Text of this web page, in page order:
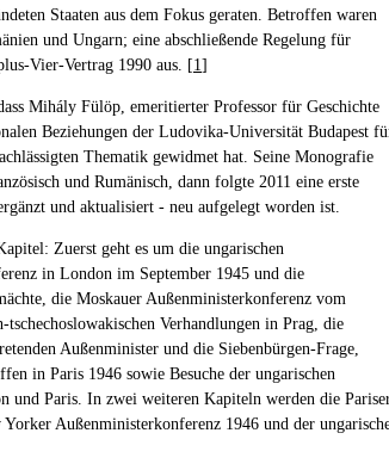
Staaten aus dem Fokus geraten. Betroffen waren
und Ungarn; eine abschließende Regelung für
Vier-Vertrag 1990 aus. [1]
Mihály Fülöp, emeritierter Professor für Geschichte
Beziehungen der Ludovika-Universität Budapest
Thematik gewidmet hat. Seine Monografie
und Rumänisch, dann folgte 2011 eine erste
und aktualisiert - neu aufgelegt worden ist.
Zuerst geht es um die ungarischen
in London im September 1945 und die
die Moskauer Außenministerkonferenz vom
Verhandlungen in Prag, die
Außenminister und die Siebenbürgen-Frage,
in Paris 1946 sowie Besuche der ungarischen
und Paris. In zwei weiteren Kapiteln werden die
Außenministerkonferenz 1946 und der